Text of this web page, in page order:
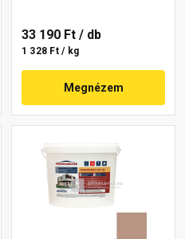
33 190 Ft / db
1 328 Ft / kg
Megnézem